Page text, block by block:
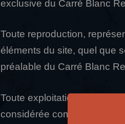
exclusive du Carré Blanc
Toute reproduction,
éléments du site, quel que
préalable du Carré Blanc
Toute exploitation non
considérée comme